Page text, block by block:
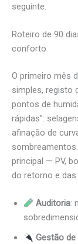
seguinte.
Roteiro de 90
conforto
O primeiro mês
simples, registo
pontos de
rápidas”:
afinação de
principal — PV,
do retorno e
Auditoria:
Gestão de